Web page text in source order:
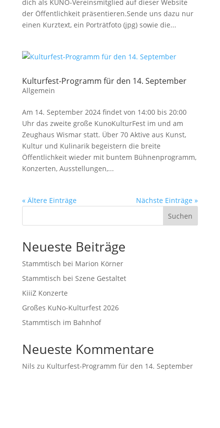
dich als KUNO-Vereinsmitglied auf dieser Website
der Öffentlichkeit präsentieren.Sende uns dazu nur
einen Kurztext, ein Porträtfoto (jpg) sowie die...
Kulturfest-Programm für den 14. September
Allgemein
Am 14. September 2024 findet von 14:00 bis 20:00
Uhr das zweite große KunoKulturFest im und am
Zeughaus Wismar statt. Über 70 Aktive aus Kunst,
Kultur und Kulinarik begeistern die breite
Öffentlichkeit wieder mit buntem Bühnenprogramm,
Konzerten, Ausstellungen,...
« Ältere Einträge
Nächste Einträge »
Suchen
Neueste Beiträge
Stammtisch bei Marion Körner
Stammtisch bei Szene Gestaltet
KiiiZ Konzerte
Großes KuNo-Kulturfest 2026
Stammtisch im Bahnhof
Neueste Kommentare
Nils zu Kulturfest-Programm für den 14. September